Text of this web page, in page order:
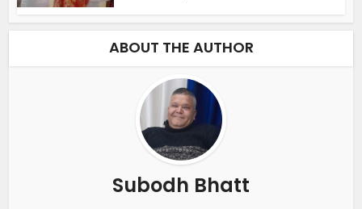
ABOUT THE AUTHOR
Subodh Bhatt